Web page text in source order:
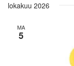
lokakuu 2026
MA
5